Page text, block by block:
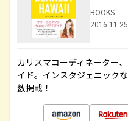
BOOKS
カリスマコーディネーター
イド。インスタジェニック
数掲載！